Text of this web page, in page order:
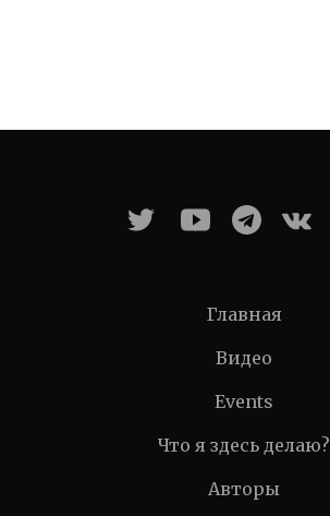
Главная
Видео
Events
Что я здесь делаю?
Авторы